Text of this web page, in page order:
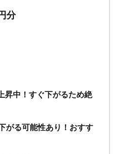
分
昇中！すぐ下がるため絶
がる可能性あり！おすす